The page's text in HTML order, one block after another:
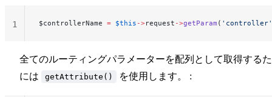
$controllerName = $this ->request ->getParam ( 'controller'
1
全てのルーティングパラメーターを配列として取得する
には
getAttribute() を使用します。 :